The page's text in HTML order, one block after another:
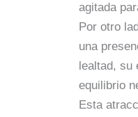
agitada
Por otro
una
lealtad,
equilibrio
Esta